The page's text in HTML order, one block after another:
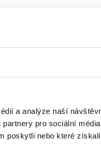
a analýze naší
pro sociální
poskytli nebo které